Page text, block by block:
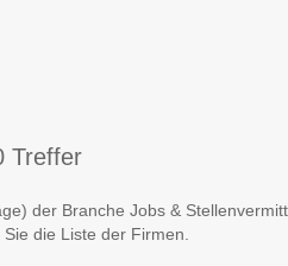
Treffer
der Branche Jobs &
die Liste der Firmen.